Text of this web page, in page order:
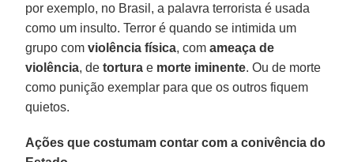
por exemplo, no Brasil, a palavra terrorista é usada
como um insulto. Terror é quando se intimida um
grupo comviolência física, comameaça de
violência, detortura e morte iminente. Ou de morte
como punição exemplar para que os outros fiquem
quietos.
Ações que costumam contar com a conivência do